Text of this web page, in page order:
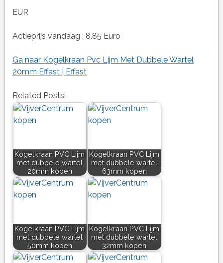
EUR
Actieprijs vandaag : 8.85 Euro
Ga naar Kogelkraan Pvc Lijm Met Dubbele Wartel
20mm Effast | Effast
Related Posts:
Kogelkraan PVC Lijm
met dubbele wartel
20mm kopen
Kogelkraan PVC Lijm
met dubbele wartel
63mm kopen
Kogelkraan PVC Lijm
met dubbele wartel
50mm kopen
Kogelkraan PVC Lijm
met dubbele wartel
32mm kopen